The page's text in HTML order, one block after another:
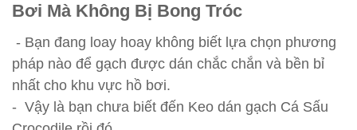
Bơi Mà Không Bị Bong Tróc
- Bạn đang loay hoay không biết lựa chọn phương
pháp nào để gạch được dán chắc chắn và bền bỉ
nhất cho khu vực hồ bơi.
- Vậy là bạn chưa biết đến Keo dán gạch Cá Sấu